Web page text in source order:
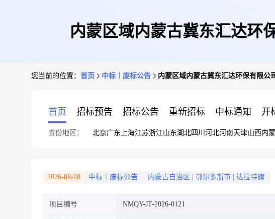
内蒙区域内蒙古冀东汇达环
您当前的位置： 首页 中标｜废标公告 内蒙区域内蒙古冀东汇达环保有限公
首页 招标预告 招标公告 重新招标 中标通知 开
省份地区： 北京广东 上海江苏浙江山东湖北四川 河北河南天津山西内
2026-08-08 中标｜废标公告 内蒙古自治区 鄂尔多斯市 达拉特旗
项目编号 NMQY-JT-2026-0121